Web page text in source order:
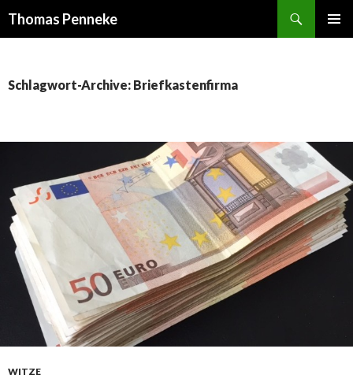
Thomas Penneke
Schlagwort-Archive: Briefkastenfirma
WITZE